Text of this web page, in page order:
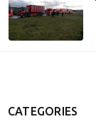
Norden”
CATEGORIES